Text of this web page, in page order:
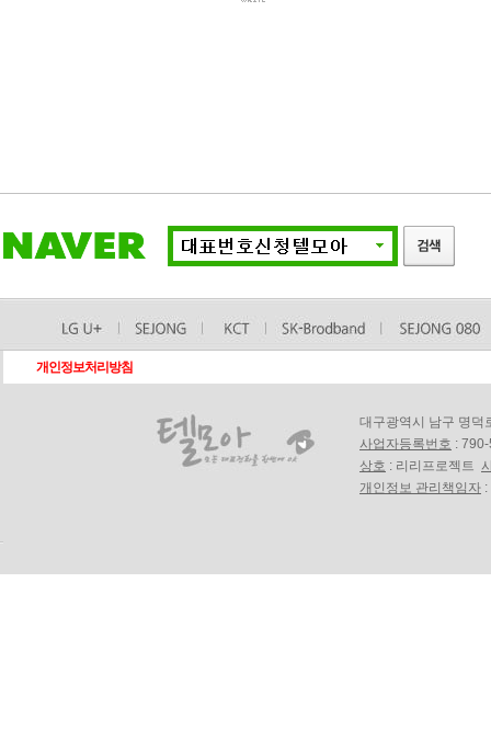
개인정보처리방침
대구광역시 남구 명
사업자등록번호 :
상호 : 리리프로젝트
개인정보 관리책임자